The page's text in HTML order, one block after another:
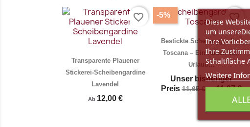
Transparente Plauener
Stickerei-Scheibengardine
Lavendel
Ab 12,00 €
favorite_border
Bestickte Scheibengardine
Toscana – Ein Hauch von
Urlaub...
Unser bisheriger
Preis11,65 € Ab11,07 €
-5% favorite_border
Diese
um
Ihre
Ihre
Schaltfläche
Weitere